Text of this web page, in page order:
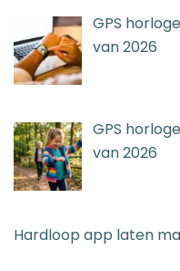
GPS
van 2026
GPS
van 2026
Hardloop app laten